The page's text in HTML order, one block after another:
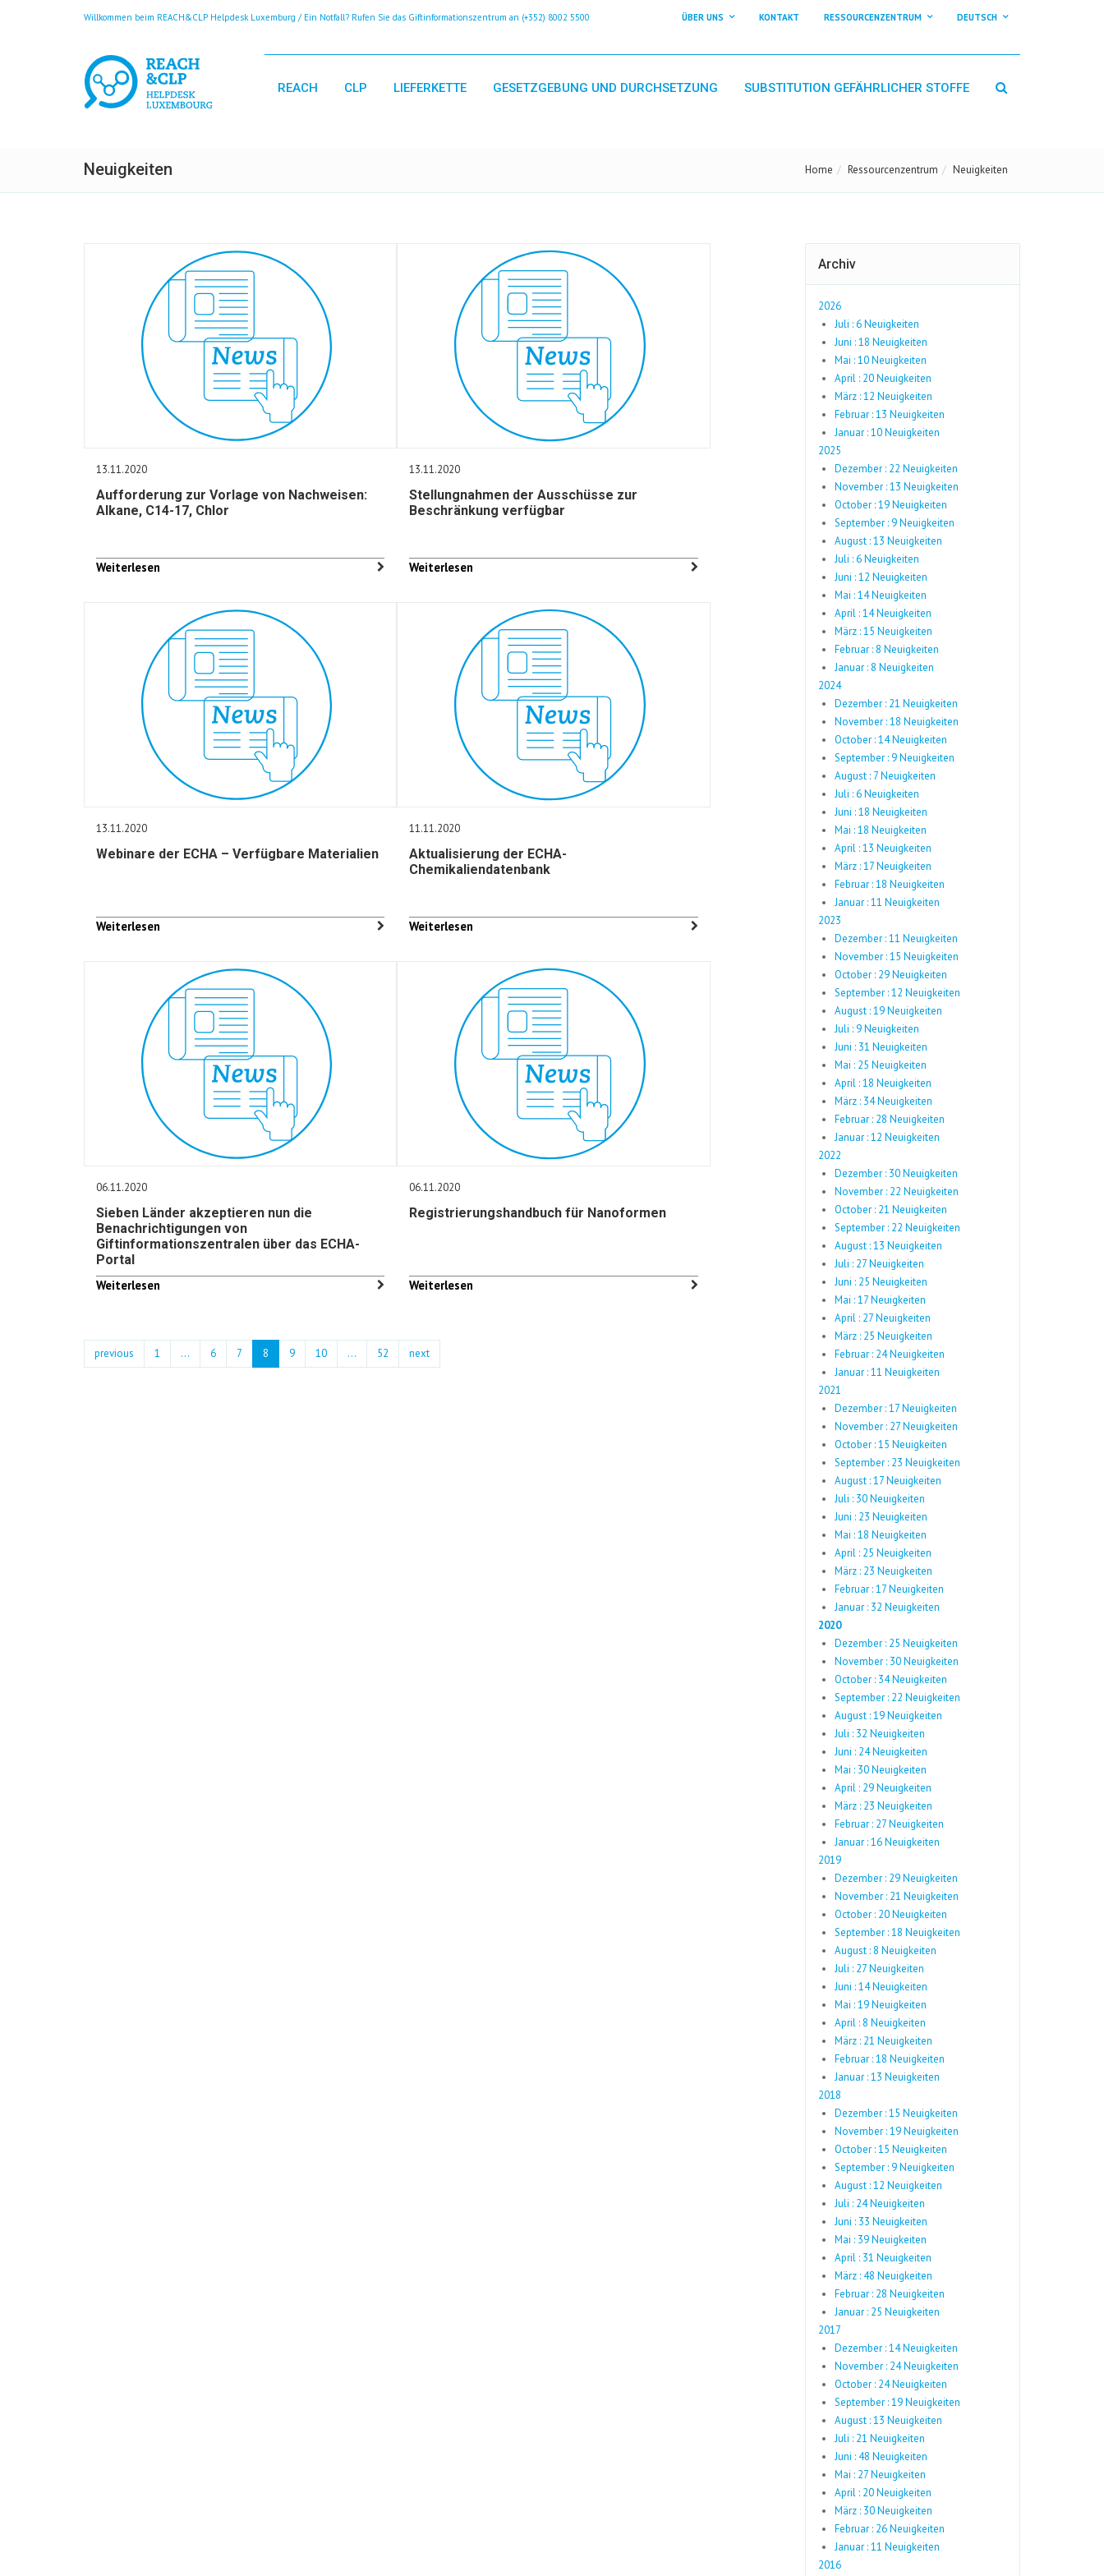
Willkommen beim REACH&CLP Helpdesk Luxemburg / Ein Notfall? Rufen Sie das Giftinformationszentrum an (+352) 8002 5500 ÜBER UNS KONTAKT RESSOURCENZENTRUM DEUTSCH
REACH CLP LIEFERKETTE GESETZGEBUNG UND DURCHSETZUNG SUBSTITUTION GEFÄHRLICHER STOFFE
Neuigkeiten Home Ressourcenzentrum Neuigkeiten
13.11.2020
Aufforderung zur Vorlage von Nachweisen:
Alkane, C14-17, Chlor
Weiterlesen
13.11.2020
Stellungnahmen der Ausschüsse zur
Beschränkung verfügbar
Weiterlesen
13.11.2020
Webinare der ECHA – Verfügbare Materialien
Weiterlesen
11.11.2020
Aktualisierung der ECHA-
Chemikaliendatenbank
Weiterlesen
06.11.2020
Sieben Länder akzeptieren nun die
Benachrichtigungen von
Giftinformationszentralen über das ECHA-
Portal
Weiterlesen
06.11.2020
Registrierungshandbuch für Nanoformen
Weiterlesen
previous 1 ... 6 7 8 9 10 … 52 next
Archiv
2026
Juli : 6 Neuigkeiten
Juni : 18 Neuigkeiten
Mai : 10 Neuigkeiten
April : 20 Neuigkeiten
März : 12 Neuigkeiten
Februar : 13 Neuigkeiten
Januar : 10 Neuigkeiten
2025
Dezember : 22 Neuigkeiten
November : 13 Neuigkeiten
October : 19 Neuigkeiten
September : 9 Neuigkeiten
August : 13 Neuigkeiten
Juli : 6 Neuigkeiten
Juni : 12 Neuigkeiten
Mai : 14 Neuigkeiten
April : 14 Neuigkeiten
März : 15 Neuigkeiten
Februar : 8 Neuigkeiten
Januar : 8 Neuigkeiten
2024
Dezember : 21 Neuigkeiten
November : 18 Neuigkeiten
October : 14 Neuigkeiten
September : 9 Neuigkeiten
August : 7 Neuigkeiten
Juli : 6 Neuigkeiten
Juni : 18 Neuigkeiten
Mai : 18 Neuigkeiten
April : 13 Neuigkeiten
März : 17 Neuigkeiten
Februar : 18 Neuigkeiten
Januar : 11 Neuigkeiten
2023
Dezember : 11 Neuigkeiten
November : 15 Neuigkeiten
October : 29 Neuigkeiten
September : 12 Neuigkeiten
August : 19 Neuigkeiten
Juli : 9 Neuigkeiten
Juni : 31 Neuigkeiten
Mai : 25 Neuigkeiten
April : 18 Neuigkeiten
März : 34 Neuigkeiten
Februar : 28 Neuigkeiten
Januar : 12 Neuigkeiten
2022
Dezember : 30 Neuigkeiten
November : 22 Neuigkeiten
October : 21 Neuigkeiten
September : 22 Neuigkeiten
August : 13 Neuigkeiten
Juli : 27 Neuigkeiten
Juni : 25 Neuigkeiten
Mai : 17 Neuigkeiten
April : 27 Neuigkeiten
März : 25 Neuigkeiten
Februar : 24 Neuigkeiten
Januar : 11 Neuigkeiten
2021
Dezember : 17 Neuigkeiten
November : 27 Neuigkeiten
October : 15 Neuigkeiten
September : 23 Neuigkeiten
August : 17 Neuigkeiten
Juli : 30 Neuigkeiten
Juni : 23 Neuigkeiten
Mai : 18 Neuigkeiten
April : 25 Neuigkeiten
März : 23 Neuigkeiten
Februar : 17 Neuigkeiten
Januar : 32 Neuigkeiten
2020
Dezember : 25 Neuigkeiten
November : 30 Neuigkeiten
October : 34 Neuigkeiten
September : 22 Neuigkeiten
August : 19 Neuigkeiten
Juli : 32 Neuigkeiten
Juni : 24 Neuigkeiten
Mai : 30 Neuigkeiten
April : 29 Neuigkeiten
März : 23 Neuigkeiten
Februar : 27 Neuigkeiten
Januar : 16 Neuigkeiten
2019
Dezember : 29 Neuigkeiten
November : 21 Neuigkeiten
October : 20 Neuigkeiten
September : 18 Neuigkeiten
August : 8 Neuigkeiten
Juli : 27 Neuigkeiten
Juni : 14 Neuigkeiten
Mai : 19 Neuigkeiten
April : 8 Neuigkeiten
März : 21 Neuigkeiten
Februar : 18 Neuigkeiten
Januar : 13 Neuigkeiten
2018
Dezember : 15 Neuigkeiten
November : 19 Neuigkeiten
October : 15 Neuigkeiten
September : 9 Neuigkeiten
August : 12 Neuigkeiten
Juli : 24 Neuigkeiten
Juni : 33 Neuigkeiten
Mai : 39 Neuigkeiten
April : 31 Neuigkeiten
März : 48 Neuigkeiten
Februar : 28 Neuigkeiten
Januar : 25 Neuigkeiten
2017
Dezember : 14 Neuigkeiten
November : 24 Neuigkeiten
October : 24 Neuigkeiten
September : 19 Neuigkeiten
August : 13 Neuigkeiten
Juli : 21 Neuigkeiten
Juni : 48 Neuigkeiten
Mai : 27 Neuigkeiten
April : 20 Neuigkeiten
März : 30 Neuigkeiten
Februar : 26 Neuigkeiten
Januar : 11 Neuigkeiten
2016